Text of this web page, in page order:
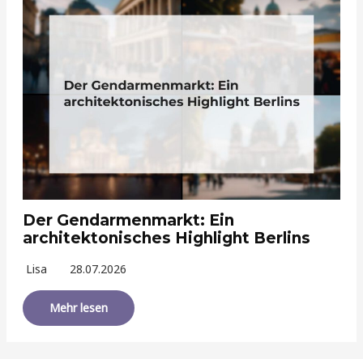
Der Gendarmenmarkt: Ein
architektonisches Highlight Berlins
Lisa 28.07.2026
Mehr lesen